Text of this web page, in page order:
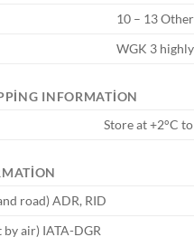
10 – 13
WGK 3
INFORMATION
Store at +2°C
road) ADR, RID
air) IATA-DGR